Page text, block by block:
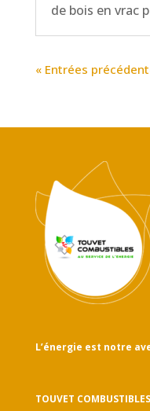
de bois en vrac
« Entrées
L’énergie est notre
TOUVET COMBUSTIBLES